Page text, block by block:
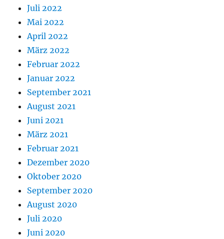
Juli 2022
Mai 2022
April 2022
März 2022
Februar 2022
Januar 2022
September 2021
August 2021
Juni 2021
März 2021
Februar 2021
Dezember 2020
Oktober 2020
September 2020
August 2020
Juli 2020
Juni 2020